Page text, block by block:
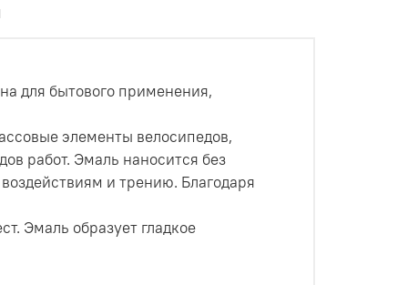
для бытового применения,
элементы велосипедов,
работ. Эмаль наносится без
и трению. Благодаря
Эмаль образует гладкое